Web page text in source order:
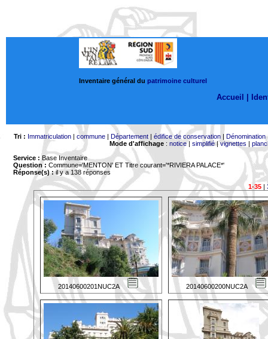
Inventaire général du patrimoine culturel
Accueil |
Tri : Immatriculation| commune| Département| édifice de conservation| Dénomination
Mode d'affichage: notice| simplifié|vignettes |
Service : Base Inventaire
Question : Commune='MENTON' ET Titre courant='*RIVIERA PALACE*'
Réponse(s) :il y a 138 réponses
1-35|
20140600201NUC2A 20140600200NUC2A